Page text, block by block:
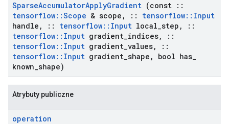
SparseAccumulatorApplyGradient (const ::
tensorflow::Scope & scope , :: tensorflow:: Input
handle , :: tensorflow:: Input local step ,
::
tensorflow:: Input gradient indices,
::
tensorflow:: Input gradient values,
::
tensorflow:: Input gradient shape , bool has
known shape)
Atrybuty publiczne
operation